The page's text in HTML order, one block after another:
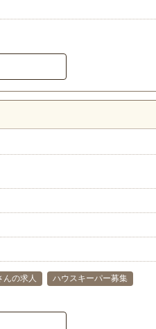
んの求人 ハウスキーパー募集